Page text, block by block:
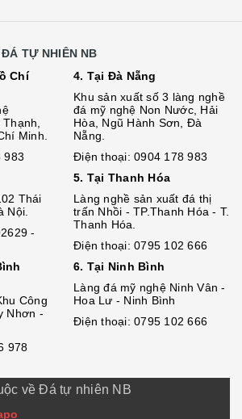
TỰ NHIÊN NB
Chí
Minh.
983
Thái
Nội.
-
Công
Nhơn -
978
4. Tại Đà Nẵng
Khu sản xuất số 3 làng nghề
đá mỹ nghệ Non Nước, Hải
Hòa, Ngũ Hành Sơn, Đà
Nẵng.
Điện thoại: 0904 178 983
5. Tại Thanh Hóa
Làng nghề sản xuất đá thị
trấn Nhồi - TP.Thanh Hóa - T.
Thanh Hóa.
Điện thoại: 0795 102 666
6. Tại Ninh Bình
Làng đá mỹ nghệ Ninh Vân -
Hoa Lư - Ninh Bình
Điện thoại: 0795 102 666
về Đá tự nhiên NB